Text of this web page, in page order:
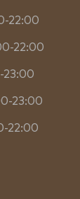
22:00
22:00
23:00
23:00
22:00